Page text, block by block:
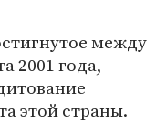
между
2001 года,
этой страны.